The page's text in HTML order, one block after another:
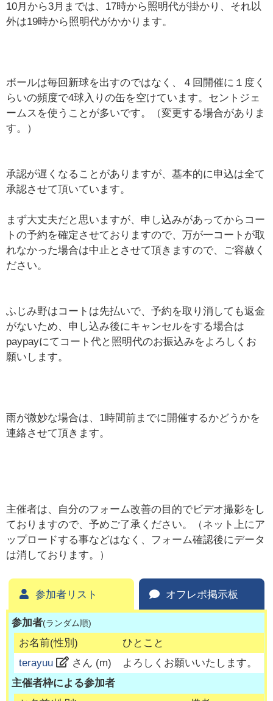
10月から3月までは、17時から照明代が掛かり、それ以
外は19時から照明代がかかります。
ボールは毎回新球を出すのではなく、４回開催に１度く
らいの頻度で4球入りの缶を空けています。セントジェ
ームスを使うことが多いです。（変更する場合がありま
す。）
承認が遅くなることがありますが、基本的に申込は全て
承認させて頂いています。
まず大丈夫だと思いますが、申し込みがあってからコー
トの予約を確定させておりますので、万が一コートが取
れなかった場合は中止とさせて頂きますので、ご容赦く
ださい。
ふじみ野はコートは先払いで、予約を取り消しても返金
がないため、申し込み後にキャンセルをする場合は
paypayにてコート代と照明代のお振込みをよろしくお
願いします。
雨が微妙な場合は、1時間前までに開催するかどうかを
連絡させて頂きます。
主催者は、自分のフォーム改善の目的でビデオ撮影をし
ておりますので、予めご了承ください。（ネット上にア
ップロードする事などはなく、フォーム確認後にデータ
は消しております。）
参加者リスト オフレポ掲示板
参加者(ランダム順)
お名前(性別)
ひとこと
terayuu
さん (m)
よろしくお願いいたします。
主催者枠による参加者